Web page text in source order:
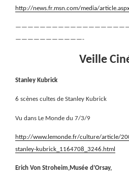
http://news.fr.msn.com/media/
———————————-
Veille
Stanley Kubrick
6 scènes cultes de Stanley Kubrick
Vu dans Le Monde du 7/3/9
http://www.lemonde.fr/culture/article/
stanley-kubrick_1164708_3246.html
Erich Von Stroheim,Musée d’Orsay,